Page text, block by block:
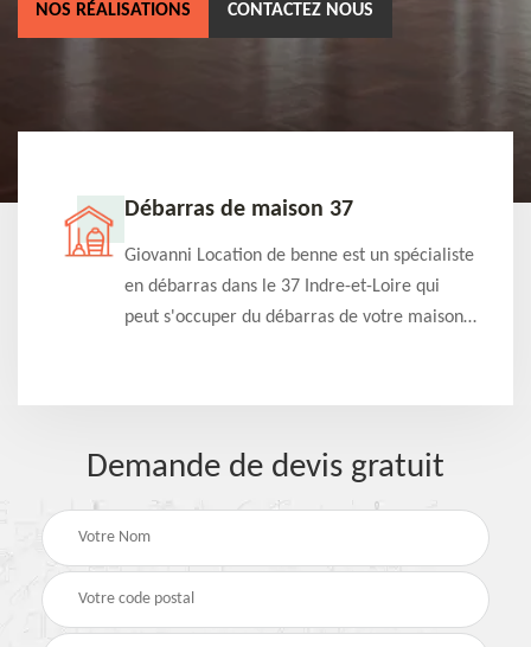
NOS RÉALISATIONS CONTACTEZ NOUS
Débarras de maison 37
Giovanni Location de benne est un spécialiste
en débarras dans le 37 Indre-et-Loire qui
peut s'occuper du débarras de votre maison
Demande de devis gratuit